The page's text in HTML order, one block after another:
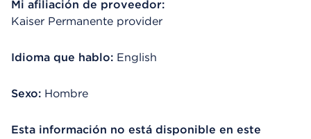
Mi afiliación de proveedor:
Kaiser Permanente provider
Idioma que hablo: English
Sexo: Hombre
Esta información no está disponible en este